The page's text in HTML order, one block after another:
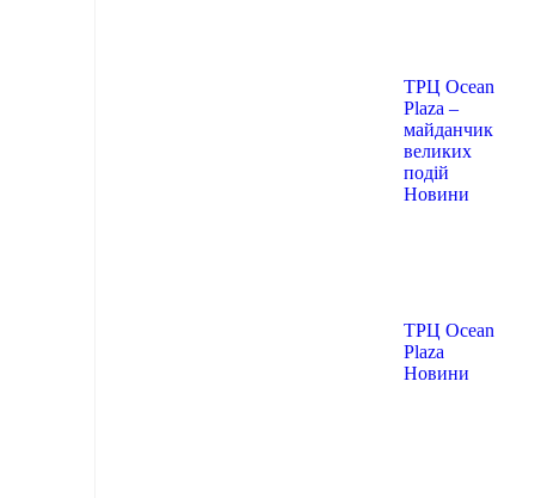
ТРЦ Ocean
Plaza –
майданчик
великих
подій
Новини
ТРЦ Ocean
Plaza
Новини